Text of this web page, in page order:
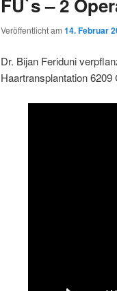
FU`s – 2
Veröffentlicht am 14. Februar
Dr. Bijan Feriduni
Haartransplantation 6209